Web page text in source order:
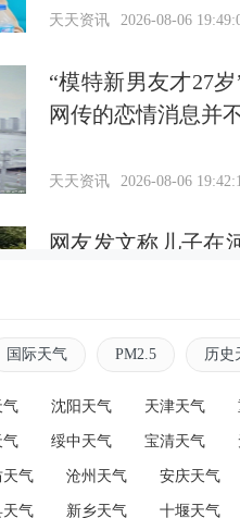
天天资讯 2026-08-06
“模特新男友才27
网传的恋情消息并
天天资讯 2026-08-06
网友发文称儿子在
2026-08-06
国际天气 PM2.5 历史
气 沈阳天气 天津天气
气 绥中天气 宝清天气
天气 沧州天气 安庆天气
天气 新乡天气 十堰天气